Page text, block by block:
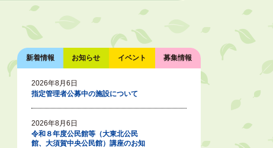
新着情報 お知らせ イベント 募集情報
2026年8月6日
指定管理者公募中の施設について
2026年8月6日
令和８年度公民館等（大東北公民
館、大須賀中央公民館）講座のお知